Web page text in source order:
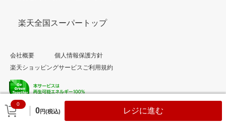
0
0円(税込) レジに進む
楽天全国スーパートップ
会社概要
個人情報保護方針
楽天ショッピングサービスご利用規約
© Rakuten Group, Inc.